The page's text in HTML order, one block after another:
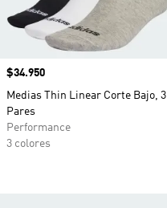
Precio
$34.950
Medias Thin Linear Corte Bajo, 3
Pares
Performance
3 colores